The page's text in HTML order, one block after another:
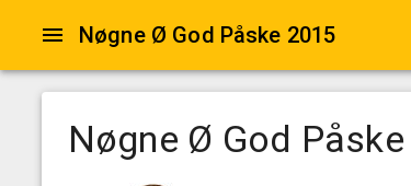
Nøgne Ø God Påske 2015
Nøgne Ø God